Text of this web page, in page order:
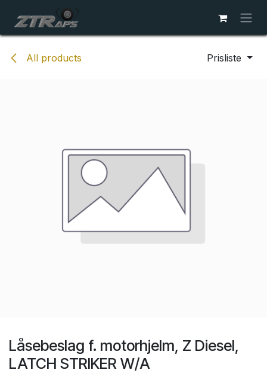
All products Prisliste
Låsebeslag f. motorhjelm, Z Diesel,
LATCH STRIKER W/A